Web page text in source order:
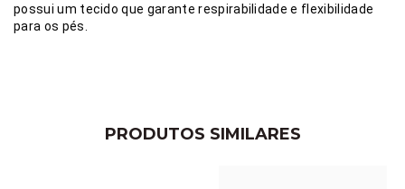
possui um tecido que garante respirabilidade e flexibilidade
para os pés.
PRODUTOS SIMILARES